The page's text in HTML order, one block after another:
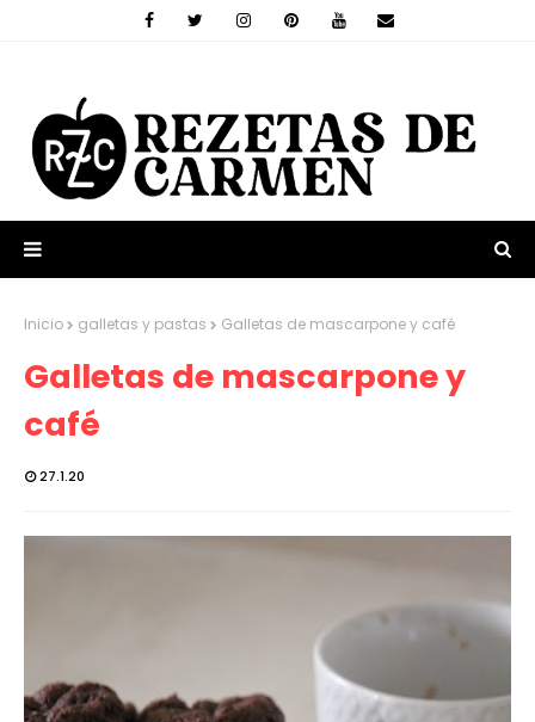
Inicio galletas y pastas Galletas de mascarpone y café
Galletas de mascarpone y
café
27.1.20